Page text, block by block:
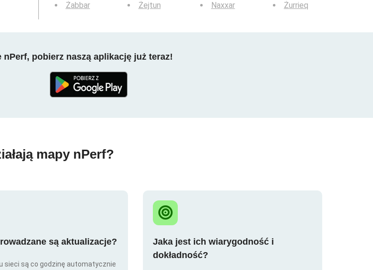
Żabbar
Żejtun
Naxxar
Żurrieq
nPerf, pobierz naszą aplikację już teraz!
mapy nPerf?
są aktualizacje?
sieci są co godzinę automatycznie
Jaka jest ich wiarygodność i
dokładność?